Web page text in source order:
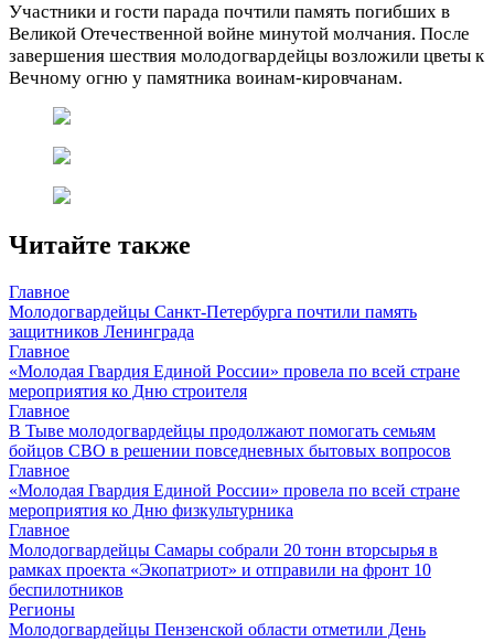
Участники и гости парада почтили память погибших в
Великой Отечественной войне минутой молчания. После
завершения шествия молодогвардейцы возложили цветы к
Вечному огню у памятника воинам-кировчанам.
Читайте также
Главное
Молодогвардейцы Санкт-Петербурга почтили память
защитников Ленинграда
Главное
«Молодая Гвардия Единой России» провела по всей стране
мероприятия ко Дню строителя
Главное
В Тыве молодогвардейцы продолжают помогать семьям
бойцов СВО в решении повседневных бытовых вопросов
Главное
«Молодая Гвардия Единой России» провела по всей стране
мероприятия ко Дню физкультурника
Главное
Молодогвардейцы Самары собрали 20 тонн вторсырья в
рамках проекта «Экопатриот» и отправили на фронт 10
беспилотников
Регионы
Молодогвардейцы Пензенской области отметили День